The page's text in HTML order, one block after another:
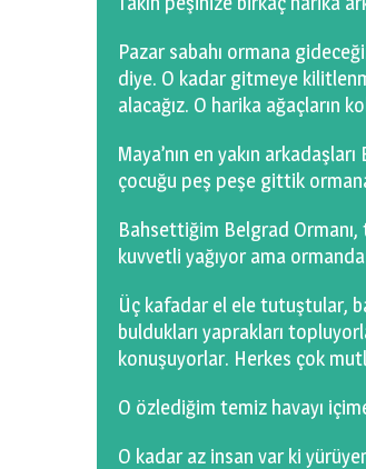
Pazar sabahı ormana
diye. O kadar gitmeye
alacağız. O harika ağaçların
Maya’nın en yakın
çocuğu peş peşe gittik
Bahsettiğim Belgrad
kuvvetli yağıyor ama
Üç kafadar el ele tutuştular,
buldukları yaprakları
konuşuyorlar. Herkes çok
O özlediğim temiz havayı
O kadar az insan var ki